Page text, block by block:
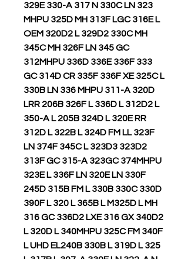
329E 330-A 317 N 330C LN 323
MHPU 325D MH 313F LGC 316E L
OEM 320D2 L 329D2 330C MH
345C MH 326F LN 345 GC
312MHPU 336D 336E 336F 333
GC 314D CR 335F 336F XE 325C L
330B LN 336 MHPU 311-A 320D
LRR 206B 326F L 336D L 312D2 L
350-A L 205B 324D L 320E RR
312D L 322B L 324D FM LL 323F
LN 374F 345C L 323D3 323D2
313F GC 315-A 323GC 374MHPU
323E L 336F LN 320E LN 330F
245D 315B FM L 330B 330C 330D
390F L 320 L 365B L M325D L MH
316 GC 336D2 LXE 316 GX 340D2
L 320D L 340MHPU 325C FM 340F
L UHD EL240B 330B L 319D L 325